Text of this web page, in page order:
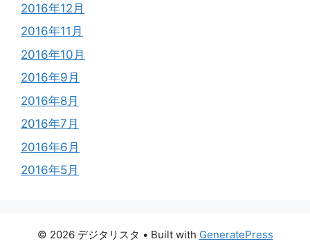
2016年12月
2016年11月
2016年10月
2016年9月
2016年8月
2016年7月
2016年6月
2016年5月
© 2026 デジタリスタ • Built with GeneratePress